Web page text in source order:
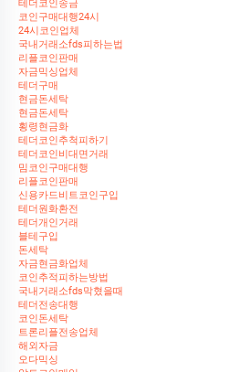
테더코인송금
코인구매대행24시
24시코인업체
국내거래소fds피하는법
리플코인판매
자금믹싱업체
테더구매
현금돈세탁
현금돈세탁
횡령현금화
테더코인추척피하기
테더코인비대면거래
밈코인구매대행
리플코인판매
신용카드비트코인구입
테더원화환전
테더개인거래
블테구입
돈세탁
자금현금화업체
코인추적피하는방법
국내거래소fds막혔을때
테더전송대행
코인돈세탁
트론리플전송업체
해외자금
오다믹싱